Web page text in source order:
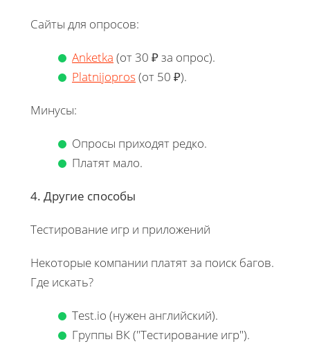
Сайты для опросов:
Anketka (от 30 ₽ за опрос).
Platnijopros (от 50 ₽).
Минусы:
Опросы приходят редко.
Платят мало.
4. Другие способы
Тестирование игр и приложений
Некоторые компании платят за поиск багов.
Где искать?
Test.io (нужен английский).
Группы ВК ("Тестирование игр").